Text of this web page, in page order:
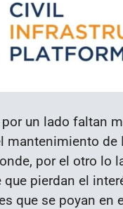
un lado faltan
mantenimiento de
por el otro lo
que pierdan el
que se poyan en